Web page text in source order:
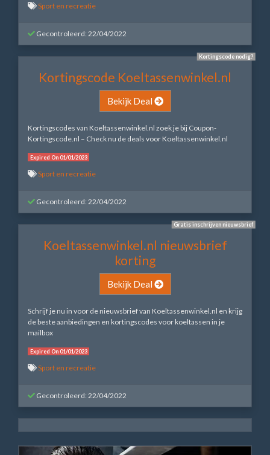
Sport en recreatie
Gecontroleerd: 22/04/2022
Kortingscode nodig?
Kortingscode Koeltassenwinkel.nl
Bekijk Deal
Kortingscodes van Koeltassenwinkel.nl zoek je bij Coupon-
Kortingscode.nl – Check nu de deals voor Koeltassenwinkel.nl
Expired On 01/01/2023
Sport en recreatie
Gecontroleerd: 22/04/2022
Gratis inschrijven nieuwsbrief
Koeltassenwinkel.nl nieuwsbrief
korting
Bekijk Deal
Schrijf je nu in voor de nieuwsbrief van Koeltassenwinkel.nl en krijg
de beste aanbiedingen en kortingscodes voor koeltassen in je
mailbox
Expired On 01/01/2023
Sport en recreatie
Gecontroleerd: 22/04/2022